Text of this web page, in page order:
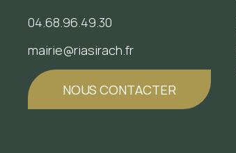
04.68.96.49.30
mairie@riasirach.fr
NOUS CONTACTER